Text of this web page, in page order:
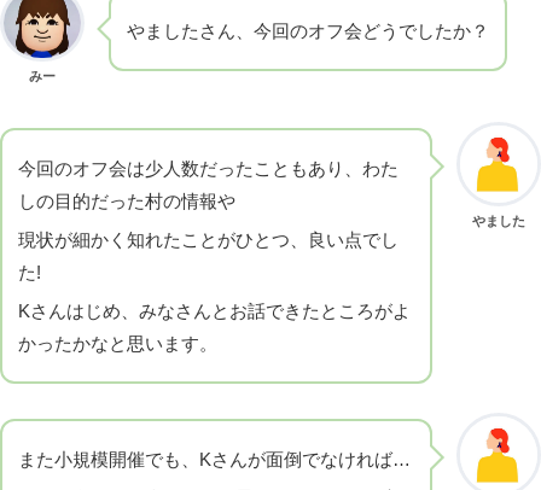
みー
やましたさん、今回のオフ会どうでしたか？
やました
今回のオフ会は少人数だったこともあり、わた
しの目的だった村の情報や
現状が細かく知れたことがひとつ、良い点でし
た!
Kさんはじめ、みなさんとお話できたところがよ
かったかなと思います。
また小規模開催でも、Kさんが面倒でなければ…